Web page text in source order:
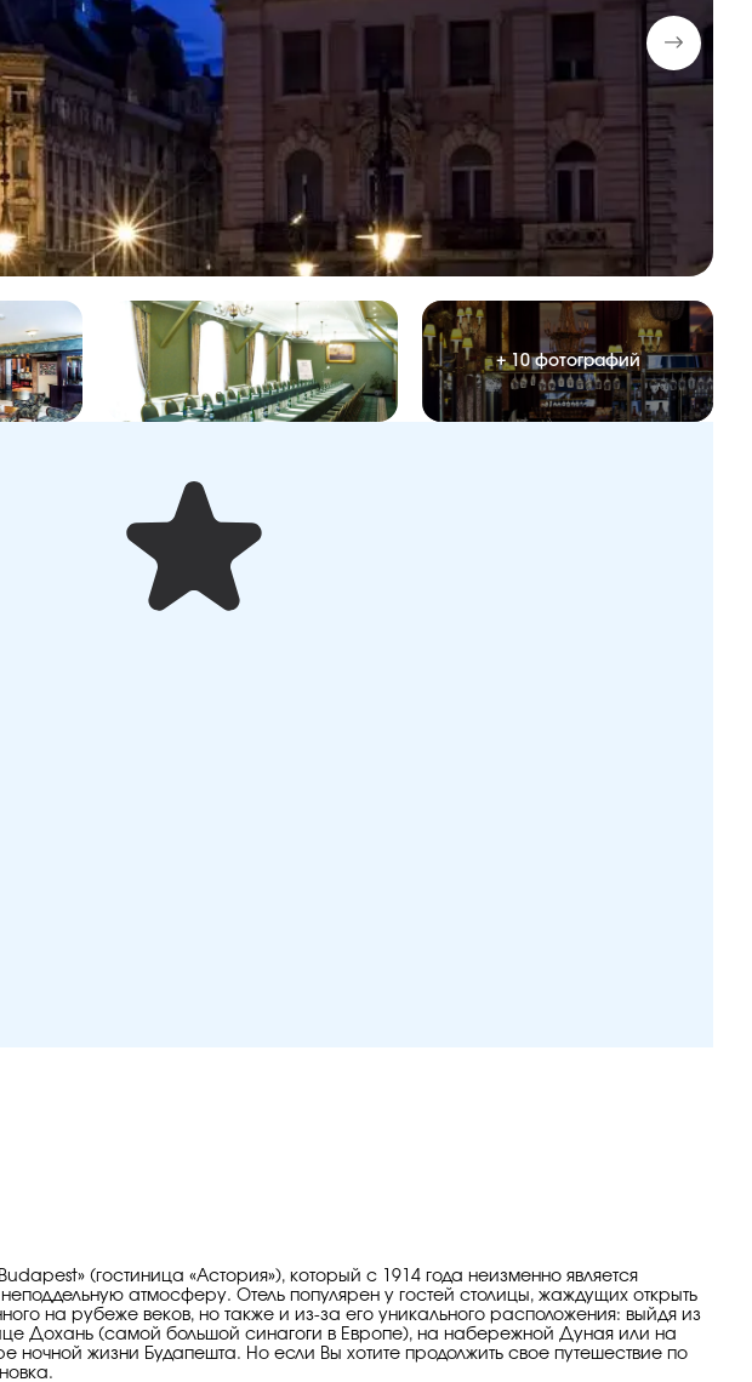
+ 10 фотографий
(гостиница «Астория»), который с 1914 года неизменно является
атмосферу. Отель популярен у гостей столицы, жаждущих открыть
на рубеже веков, но также и из-за его уникального расположения: выйдя из
Дохань (самой большой синагоги в Европе), на набережной Дуная или на
жизни Будапешта. Но если Вы хотите продолжить свое путешествие по